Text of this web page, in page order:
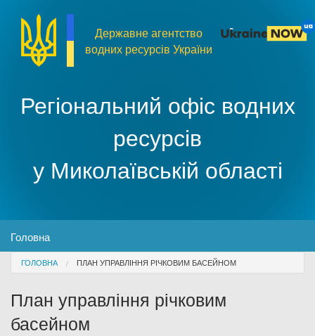
Регіональний офіс водних
ресурсів
у Миколаївській області
Державне агентство
водних ресурсів України
MENU
Головна
Про організацію
Доступ до публічної інформації
You are here
ГОЛОВНА ПЛАН УПРАВЛІННЯ РІЧКОВИМ БАСЕЙНОМ
План управління річковим
басейном